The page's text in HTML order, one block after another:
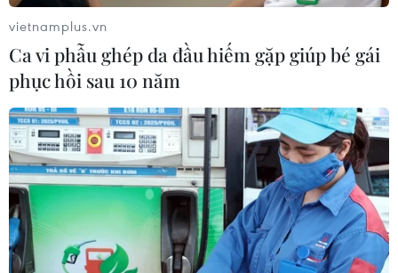
vietnamplus.vn
Ca vi phẫu ghép da đầu hiếm gặp giúp bé gái
phục hồi sau 10 năm